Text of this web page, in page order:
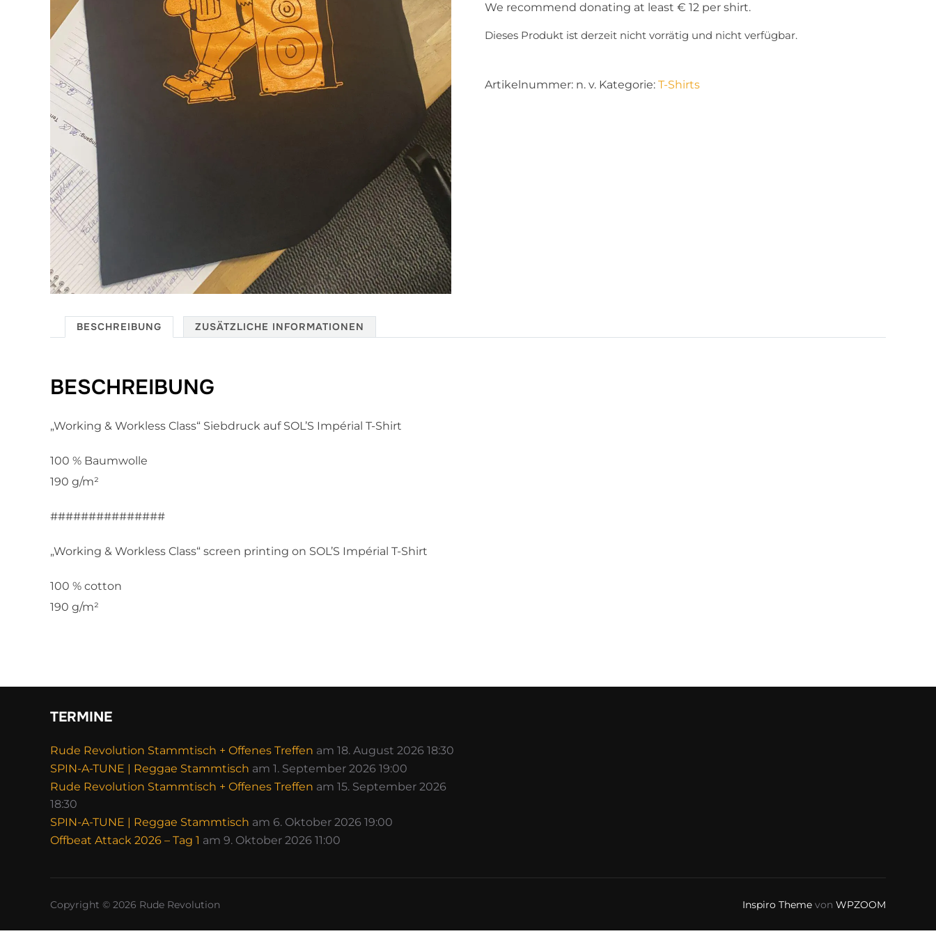
We recommend donating at least € 12 per shirt.
Dieses Produkt ist derzeit nicht vorrätig und nicht verfügbar.
Artikelnummer: n. v. Kategorie: T-Shirts
BESCHREIBUNG ZUSÄTZLICHE INFORMATIONEN
BESCHREIBUNG
„Working & Workless Class“ Siebdruck auf SOL’S Impérial T-Shirt
100 % Baumwolle
190 g/m²
###############
„Working & Workless Class“ screen printing on SOL’S Impérial T-Shirt
100 % cotton
190 g/m²
TERMINE
Rude Revolution Stammtisch + Offenes Treffen am 18. August 2026 18:30
SPIN-A-TUNE | Reggae Stammtisch am 1. September 2026 19:00
Rude Revolution Stammtisch + Offenes Treffen am 15. September 2026
18:30
SPIN-A-TUNE | Reggae Stammtisch am 6. Oktober 2026 19:00
Offbeat Attack 2026 – Tag 1 am 9. Oktober 2026 11:00
Copyright © 2026 Rude Revolution Inspiro Theme von WPZOOM